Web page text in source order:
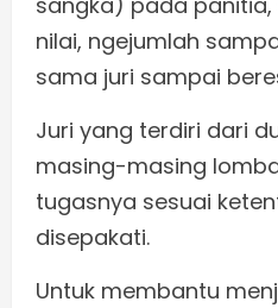
nilai, ngejumlah
sama juri sampai
Juri yang terdiri dari
masing-masing
tugasnya sesuai
disepakati.
Untuk membantu